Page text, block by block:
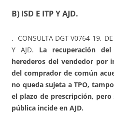
B) ISD E ITP Y AJD.
.- CONSULTA DGT V0764-19,
Y AJD. La recuperación
herederos del vendedor por
del comprador de común
no queda sujeta a TPO,
el plazo de prescripción,
pública incide en AJD.